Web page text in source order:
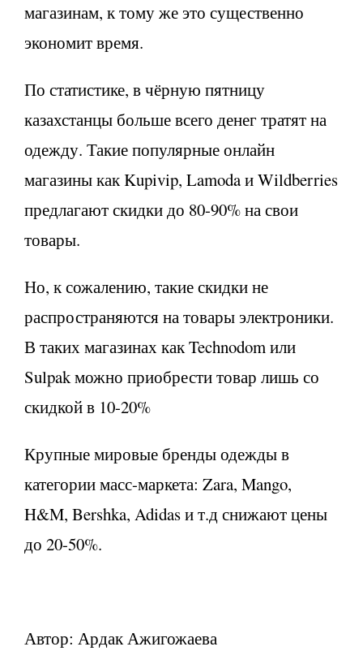
магазинам, к тому же это существенно
экономит время.
По статистике, в чёрную пятницу
казахстанцы больше всего денег тратят на
одежду. Такие популярные онлайн
магазины как Kupivip, Lamoda и Wildberries
предлагают скидки до 80-90% на свои
товары.
Но, к сожалению, такие скидки не
распространяются на товары электроники.
В таких магазинах как Technodom или
Sulpak можно приобрести товар лишь со
скидкой в 10-20%
Крупные мировые бренды одежды в
категории масс-маркета: Zara, Mango,
H&M, Bershka, Adidas и т.д снижают цены
до 20-50%.
Автор: Ардак Ажигожаева